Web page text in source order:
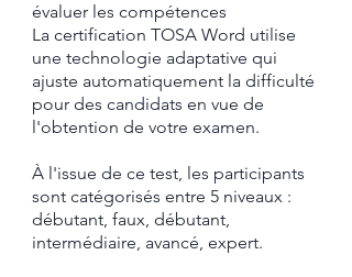
évaluer les compétences
La certification TOSA Word utilise
une technologie adaptative qui
ajuste automatiquement la difficulté
pour des candidats en vue de
l'obtention de votre examen.
À l'issue de ce test, les participants
sont catégorisés entre 5 niveaux :
débutant, faux, débutant,
intermédiaire, avancé, expert.